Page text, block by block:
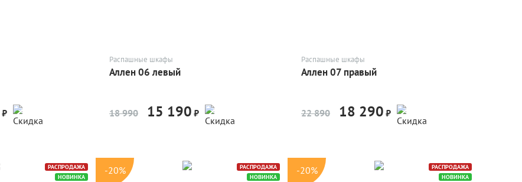
₽ -20%
Распашные шкафы
Аллен 06 левый
18 990 15 190 ₽ -20%
Распашные шкафы
Аллен 07 правый
22 890 18 290 ₽ -20%
РАСПРОДАЖА
НОВИНКА
-20%
РАСПРОДАЖА
НОВИНКА
-20%
РАСПРОДАЖА
НОВИНКА